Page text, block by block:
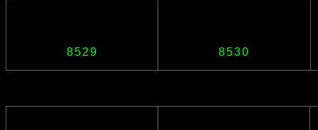
8529 8530